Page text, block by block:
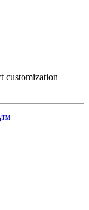
customization